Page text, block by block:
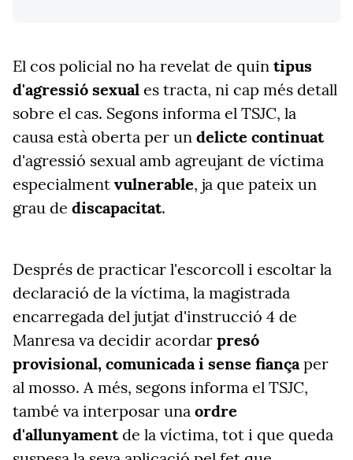
El cos policial no ha revelat de quin tipus
d'agressió sexual es tracta, ni cap més detall
sobre el cas. Segons informa el TSJC, la
causa està oberta per un delicte continuat
d'agressió sexual amb agreujant de víctima
especialment vulnerable, ja que pateix un
grau de discapacitat.
Després de practicar l'escorcoll i escoltar la
declaració de la víctima, la magistrada
encarregada del jutjat d'instrucció 4 de
Manresa va decidir acordar presó
provisional, comunicada i sense fiançaper
al mosso. A més, segons informa el TSJC,
també va interposar una ordre
d'allunyamentde la víctima, tot i que queda